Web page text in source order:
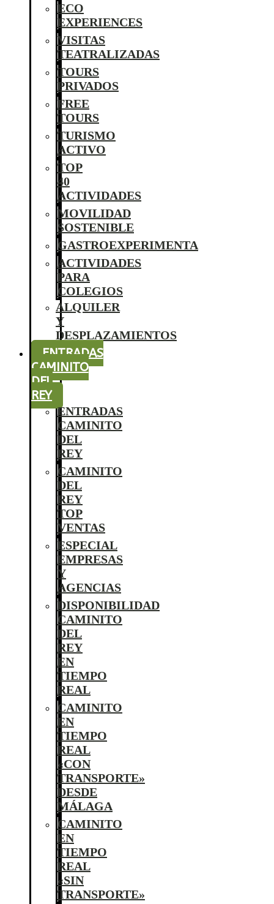
ECO
EXPERIENCES
VISITAS
TEATRALIZADAS
TOURS
PRIVADOS
FREE
TOURS
TURISMO
ACTIVO
TOP
40
ACTIVIDADES
MOVILIDAD
SOSTENIBLE
GASTROEXPERIMENTA
ACTIVIDADES
PARA
COLEGIOS
ALQUILER
Y
DESPLAZAMIENTOS
ENTRADAS
CAMINITO
DEL
REY
ENTRADAS
CAMINITO
DEL
REY
CAMINITO
DEL
REY
TOP
VENTAS
ESPECIAL
EMPRESAS
Y
AGENCIAS
DISPONIBILIDAD
CAMINITO
DEL
REY
EN
TIEMPO
REAL
CAMINITO
EN
TIEMPO
REAL
«CON
TRANSPORTE»
DESDE
MÁLAGA
CAMINITO
EN
TIEMPO
REAL
«SIN
TRANSPORTE»